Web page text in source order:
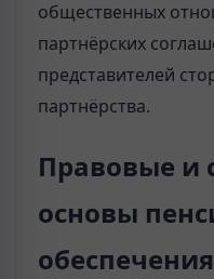
общественных
партнёрских
представителей
партнёрства.
Правовые и
основы